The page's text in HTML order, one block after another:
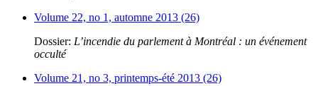
Volume 22, no 1, automne 2013 (26)
Dossier: L’incendie du parlement à Montréal : un événement
occulté
Volume 21, no 3, printemps-été 2013 (26)